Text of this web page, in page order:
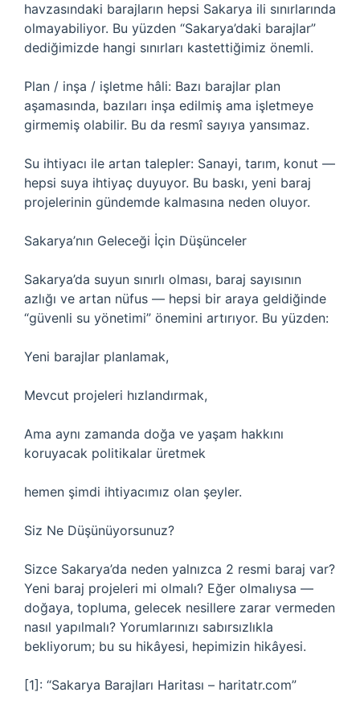
havzasındaki barajların hepsi Sakarya ili sınırlarında
olmayabiliyor. Bu yüzden “Sakarya’daki barajlar”
dediğimizde hangi sınırları kastettiğimiz önemli.
Plan / inşa / işletme hâli: Bazı barajlar plan
aşamasında, bazıları inşa edilmiş ama işletmeye
girmemiş olabilir. Bu da resmî sayıya yansımaz.
Su ihtiyacı ile artan talepler: Sanayi, tarım, konut —
hepsi suya ihtiyaç duyuyor. Bu baskı, yeni baraj
projelerinin gündemde kalmasına neden oluyor.
Sakarya’nın Geleceği İçin Düşünceler
Sakarya’da suyun sınırlı olması, baraj sayısının
azlığı ve artan nüfus — hepsi bir araya geldiğinde
“güvenli su yönetimi” önemini artırıyor. Bu yüzden:
Yeni barajlar planlamak,
Mevcut projeleri hızlandırmak,
Ama aynı zamanda doğa ve yaşam hakkını
koruyacak politikalar üretmek
hemen şimdi ihtiyacımız olan şeyler.
Siz Ne Düşünüyorsunuz?
Sizce Sakarya’da neden yalnızca 2 resmi baraj var?
Yeni baraj projeleri mi olmalı? Eğer olmalıysa —
doğaya, topluma, gelecek nesillere zarar vermeden
nasıl yapılmalı? Yorumlarınızı sabırsızlıkla
bekliyorum; bu su hikâyesi, hepimizin hikâyesi.
[1]: “Sakarya Barajları Haritası – haritatr.com”